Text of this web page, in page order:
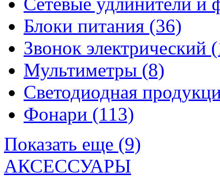
Блоки питания (36)
Звонок электрический
Мультиметры (8)
Светодиодная
Фонари (113)
Показать еще (9)
АКСЕССУАРЫ